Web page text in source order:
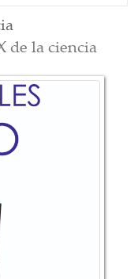
de la ciencia